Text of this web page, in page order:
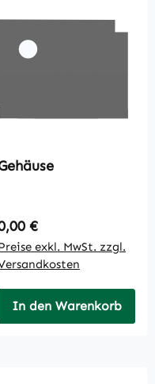
Preis:
€
exkl. MwSt. zzgl.
In den Warenkorb